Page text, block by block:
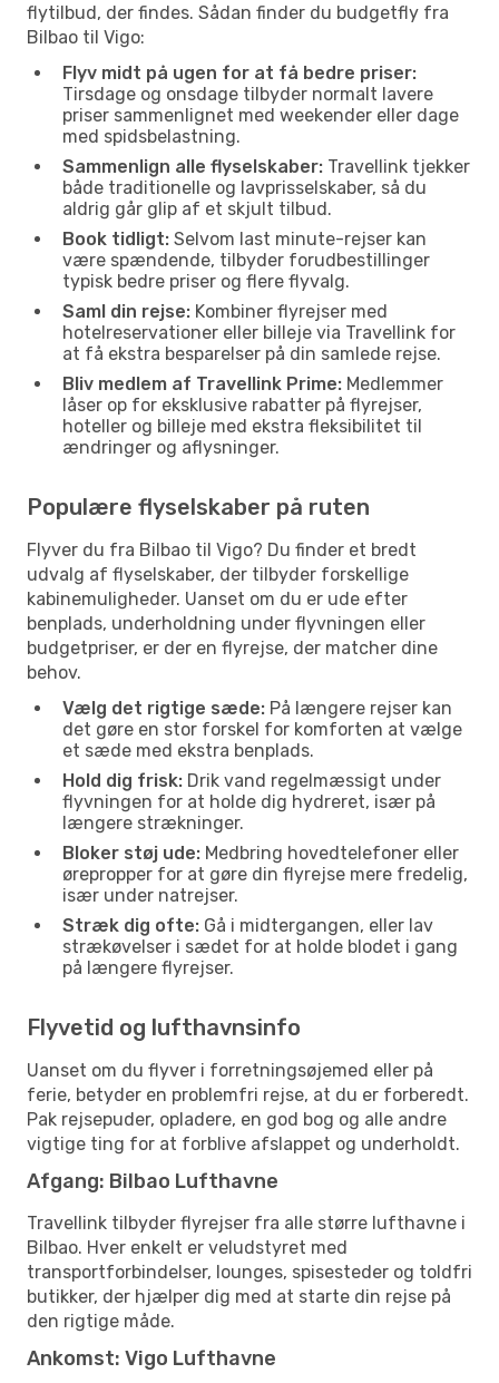
flytilbud, der findes. Sådan finder du budgetfly fra
Bilbao til Vigo:
Flyv midt på ugen for at få bedre priser:
Tirsdage og onsdage tilbyder normalt lavere
priser sammenlignet med weekender eller dage
med spidsbelastning.
Sammenlign alle flyselskaber: Travellink tjekker
både traditionelle og lavprisselskaber, så du
aldrig går glip af et skjult tilbud.
Book tidligt: Selvom last minute-rejser kan
være spændende, tilbyder forudbestillinger
typisk bedre priser og flere flyvalg.
Saml din rejse: Kombiner flyrejser med
hotelreservationer eller billeje via Travellink for
at få ekstra besparelser på din samlede rejse.
Bliv medlem af Travellink Prime: Medlemmer
låser op for eksklusive rabatter på flyrejser,
hoteller og billeje med ekstra fleksibilitet til
ændringer og aflysninger.
Populære flyselskaber på ruten
Flyver du fra Bilbao til Vigo? Du finder et bredt
udvalg af flyselskaber, der tilbyder forskellige
kabinemuligheder. Uanset om du er ude efter
benplads, underholdning under flyvningen eller
budgetpriser, er der en flyrejse, der matcher dine
behov.
Vælg det rigtige sæde: På længere rejser kan
det gøre en stor forskel for komforten at vælge
et sæde med ekstra benplads.
Hold dig frisk: Drik vand regelmæssigt under
flyvningen for at holde dig hydreret, især på
længere strækninger.
Bloker støj ude: Medbring hovedtelefoner eller
ørepropper for at gøre din flyrejse mere fredelig,
især under natrejser.
Stræk dig ofte: Gå i midtergangen, eller lav
strækøvelser i sædet for at holde blodet i gang
på længere flyrejser.
Flyvetid og lufthavnsinfo
Uanset om du flyver i forretningsøjemed eller på
ferie, betyder en problemfri rejse, at du er forberedt.
Pak rejsepuder, opladere, en god bog og alle andre
vigtige ting for at forblive afslappet og underholdt.
Afgang: Bilbao Lufthavne
Travellink tilbyder flyrejser fra alle større lufthavne i
Bilbao. Hver enkelt er veludstyret med
transportforbindelser, lounges, spisesteder og toldfri
butikker, der hjælper dig med at starte din rejse på
den rigtige måde.
Ankomst: Vigo Lufthavne